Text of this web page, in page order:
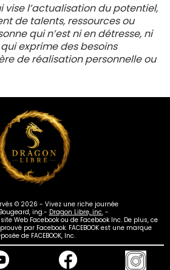
vise l’actualisation du potentiel,
de talents, ressources ou
qui n’est ni en détresse, ni
exprime des besoins
de réalisation personnelle ou
© 2026 - Vivez une riche journée
ing.- Dragon Libre, inc.-
Web Facebook ou de Facebook Inc. De plus, ce
par Facebook. FACEBOOK est une marque
de FACEBOOK, Inc.